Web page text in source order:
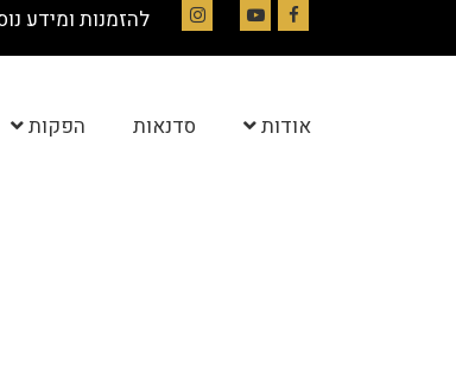
להזמנות ומידע
אודות סדנאות הפקות